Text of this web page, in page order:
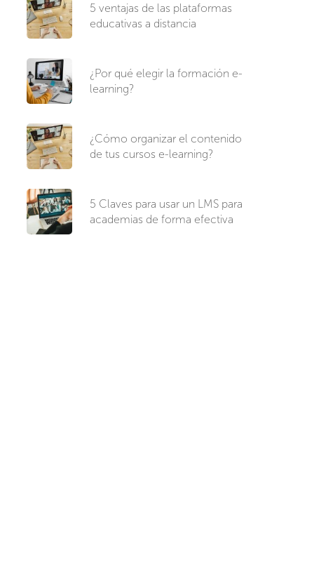
5 ventajas de las plataformas
educativas a distancia
¿Por qué elegir la formación e-
learning?
¿Cómo organizar el contenido
de tus cursos e-learning?
5 Claves para usar un LMS para
academias de forma efectiva